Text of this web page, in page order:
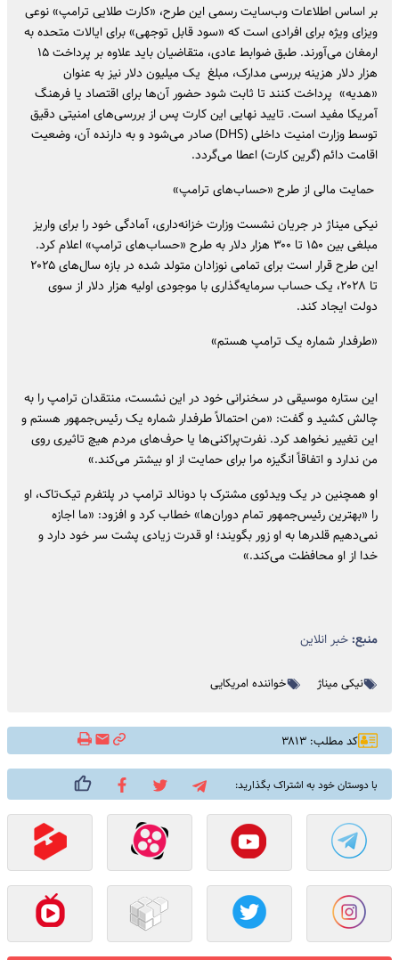
بر اساس اطلاعات وب‌سایت رسمی این طرح، «کارت طلایی ترامپ» نوعی
ویزای ویژه برای افرادی است که «سود قابل توجهی» برای ایالات متحده به
ارمغان می‌آورند. طبق ضوابط عادی، متقاضیان باید علاوه بر پرداخت ۱۵
هزار دلار هزینه بررسی مدارک، مبلغ یک میلیون دلار نیز به عنوان
«هدیه» پرداخت کنند تا ثابت شود حضور آن‌ها برای اقتصاد یا فرهنگ
آمریکا مفید است. تایید نهایی این کارت پس از بررسی‌های امنیتی دقیق
توسط وزارت امنیت داخلی (DHS) صادر می‌شود و به دارنده آن، وضعیت
اقامت دائم (گرین کارت) اعطا می‌گردد.
حمایت مالی از طرح «حساب‌های ترامپ»
نیکی میناژ در جریان نشست وزارت خزانه‌داری، آمادگی خود را برای واریز
مبلغی بین ۱۵۰ تا ۳۰۰ هزار دلار به طرح «حساب‌های ترامپ» اعلام کرد.
این طرح قرار است برای تمامی نوزادان متولد شده در بازه سال‌های ۲۰۲۵
تا ۲۰۲۸، یک حساب سرمایه‌گذاری با موجودی اولیه هزار دلار از سوی
دولت ایجاد کند.
«طرفدار شماره یک ترامپ هستم»
این ستاره موسیقی در سخنرانی خود در این نشست، منتقدان ترامپ را به
چالش کشید و گفت: «من احتمالاً طرفدار شماره یک رئیس‌جمهور هستم و
این تغییر نخواهد کرد. نفرت‌پراکنی‌ها یا حرف‌های مردم هیچ تاثیری روی
من ندارد و اتفاقاً انگیزه مرا برای حمایت از او بیشتر می‌کند.»
او همچنین در یک ویدئوی مشترک با دونالد ترامپ در پلتفرم تیک‌تاک، او
را «بهترین رئیس‌جمهور تمام دوران‌ها» خطاب کرد و افزود: «ما اجازه
نمی‌دهیم قلدرها به او زور بگویند؛ او قدرت زیادی پشت سر خود دارد و
خدا از او محافظت می‌کند.»
منبع:خبر انلاین
نیکی میناژ خواننده امریکایی
کد مطلب: ۳۸۱۳
با دوستان خود به اشتراک بگذارید: